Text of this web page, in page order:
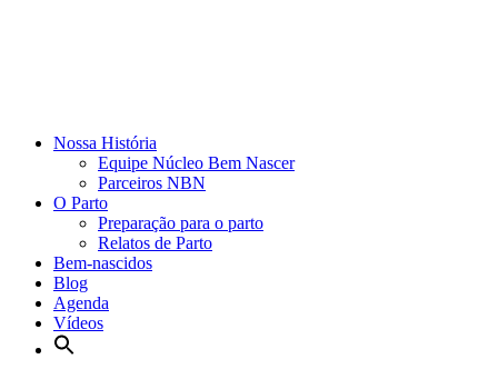
Nossa História
Equipe Núcleo Bem Nascer
Parceiros NBN
O Parto
Preparação para o parto
Relatos de Parto
Bem-nascidos
Blog
Agenda
Vídeos